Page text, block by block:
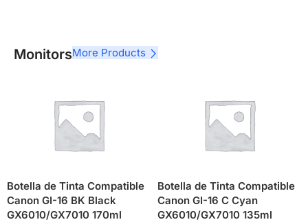
MonitorsMore Products
Botella de Tinta Compatible
Canon GI-16 BK Black
GX6010/GX7010 170ml
Botella de Tinta Compatible
Canon GI-16 C Cyan
GX6010/GX7010 135ml